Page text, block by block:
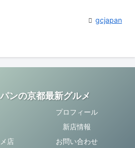
gcjapan
ンの京都最新グルメ
プロフィール
新店情報
店
お問い合わせ